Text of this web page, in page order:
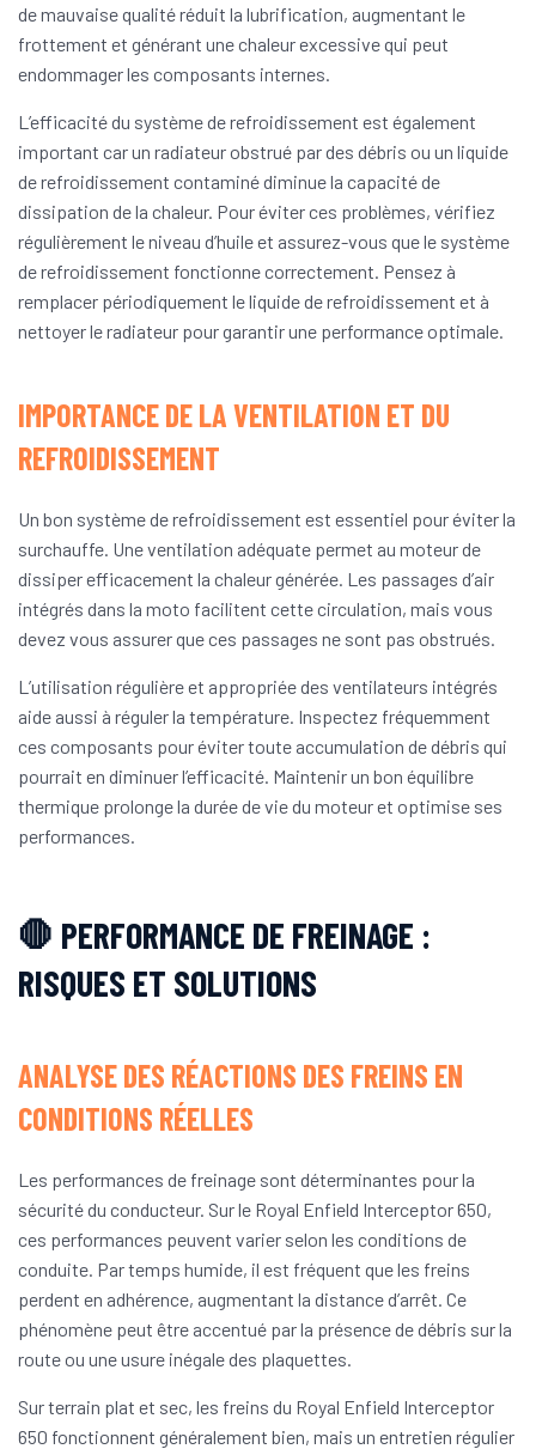
de mauvaise qualité réduit la lubrification, augmentant le
frottement et générant une chaleur excessive qui peut
endommager les composants internes.
L’efficacité du système de refroidissement est également
important car un radiateur obstrué par des débris ou un liquide
de refroidissement contaminé diminue la capacité de
dissipation de la chaleur. Pour éviter ces problèmes, vérifiez
régulièrement le niveau d’huile et assurez-vous que le système
de refroidissement fonctionne correctement. Pensez à
remplacer périodiquement le liquide de refroidissement et à
nettoyer le radiateur pour garantir une performance optimale.
IMPORTANCE DE LA VENTILATION ET DU
REFROIDISSEMENT
Un bon système de refroidissement est essentiel pour éviter la
surchauffe. Une ventilation adéquate permet au moteur de
dissiper efficacement la chaleur générée. Les passages d’air
intégrés dans la moto facilitent cette circulation, mais vous
devez vous assurer que ces passages ne sont pas obstrués.
L’utilisation régulière et appropriée des ventilateurs intégrés
aide aussi à réguler la température. Inspectez fréquemment
ces composants pour éviter toute accumulation de débris qui
pourrait en diminuer l’efficacité. Maintenir un bon équilibre
thermique prolonge la durée de vie du moteur et optimise ses
performances.
🛑 PERFORMANCE DE FREINAGE :
RISQUES ET SOLUTIONS
ANALYSE DES RÉACTIONS DES FREINS EN
CONDITIONS RÉELLES
Les performances de freinage sont déterminantes pour la
sécurité du conducteur. Sur le Royal Enfield Interceptor 650,
ces performances peuvent varier selon les conditions de
conduite. Par temps humide, il est fréquent que les freins
perdent en adhérence, augmentant la distance d’arrêt. Ce
phénomène peut être accentué par la présence de débris sur la
route ou une usure inégale des plaquettes.
Sur terrain plat et sec, les freins du Royal Enfield Interceptor
650 fonctionnent généralement bien, mais un entretien régulier